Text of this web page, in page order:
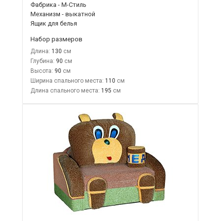
Фабрика - М-Стиль
Механизм - выкатной
Ящик для белья
Набор размеров
Длина: 130
Глубина: 90
Высота: 90
Ширина спального места: 110
Длина спального места: 195